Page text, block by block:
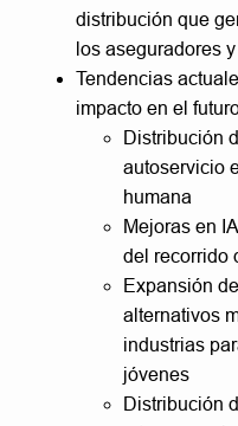
distribución que
los aseguradores
Tendencias
impacto en el
Distribución
autoservicio
humana
Mejoras en
del recorrido
Expansión
alternativos
industrias
jóvenes
Distribución